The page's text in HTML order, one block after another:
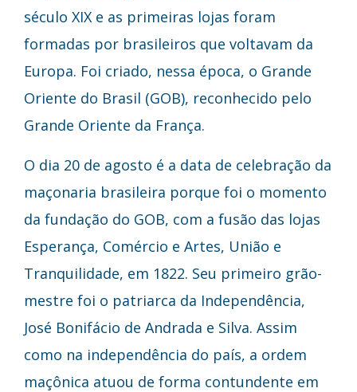
século XIX e as primeiras lojas foram
formadas por brasileiros que voltavam da
Europa. Foi criado, nessa época, o Grande
Oriente do Brasil (GOB), reconhecido pelo
Grande Oriente da França.
O dia 20 de agosto é a data de celebração da
maçonaria brasileira porque foi o momento
da fundação do GOB, com a fusão das lojas
Esperança, Comércio e Artes, União e
Tranquilidade, em 1822. Seu primeiro grão-
mestre foi o patriarca da Independência,
José Bonifácio de Andrada e Silva. Assim
como na independência do país, a ordem
maçônica atuou de forma contundente em